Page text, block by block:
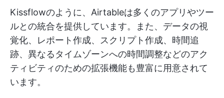
Kissflowのように、Airtableは多くのアプリやツー
ルとの統合を提供しています。また、データの視
覚化、レポート作成、スクリプト作成、時間追
跡、異なるタイムゾーンへの時間調整などのアク
ティビティのための拡張機能も豊富に用意されて
います。